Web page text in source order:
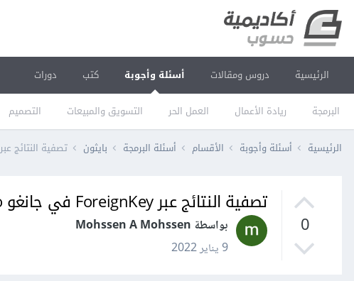
الرئيسية دروس ومقالات أسئلة وأجوبة
البرمجة ريادة الأعمال العمل الحر التسويق والمبيعات التصميم
كتب دورات
الرئيسية أسئلة وأجوبة الأقسام أسئلة البرمجة بايثون تصفية النتائج عبر ForeignKey في جانغو Django
0
تصفية النتائج عبر ForeignKey في جانغو Django
بواسطة Mohssen A Mohssen
9 يناير 2022